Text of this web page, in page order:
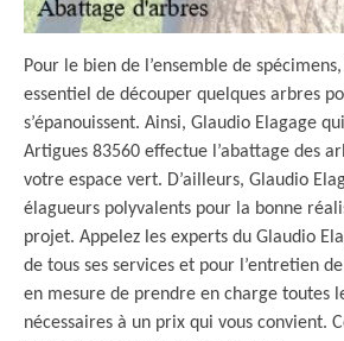
Pour le bien de l’ensemble de
essentiel de découper quelques arbres
s’épanouissent. Ainsi, Glaudio Elagage
Artigues 83560 effectue l’abattage des
votre espace vert. D’ailleurs, Glaudio
élagueurs polyvalents pour la bonne
projet. Appelez les experts du Glaudio
de tous ses services et pour l’entretien
en mesure de prendre en charge toutes
nécessaires à un prix qui vous convient.